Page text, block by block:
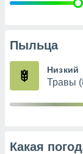
Пыльца
Низкий
Травы
Какая